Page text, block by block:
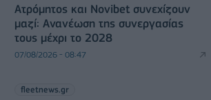
Ατρόμητος και Novibet συνεχίζουν
μαζί: Ανανέωση της συνεργασίας
τους μέχρι το 2028
07/08/2026 - 08:47
fleetnews.gr